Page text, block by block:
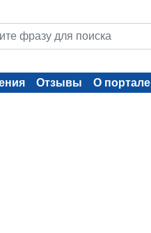
Отзывы О портале